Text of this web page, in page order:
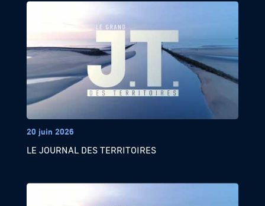
20 juin 2026
LE JOURNAL DES TERRITOIRES